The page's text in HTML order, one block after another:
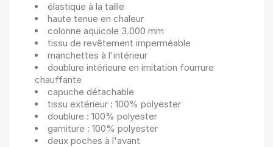
élastique à la taille
haute tenue en chaleur
colonne aquicole 3.000 mm
tissu de revêtement imperméable
manchettes à l'intérieur
doublure intérieure en imitation fourrure
chauffante
capuche détachable
tissu extérieur : 100% polyester
doublure : 100% polyester
garniture : 100% polyester
deux poches à l'avant